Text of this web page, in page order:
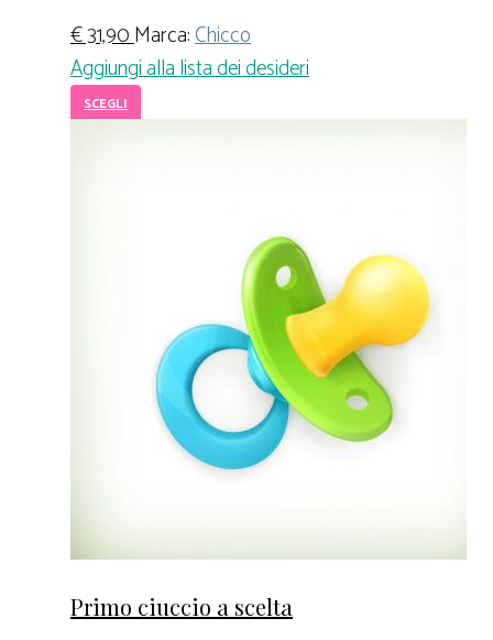
€31,90Marca:Chicco
Aggiungi alla lista dei desideri
SCEGLI
Primo ciuccio a scelta